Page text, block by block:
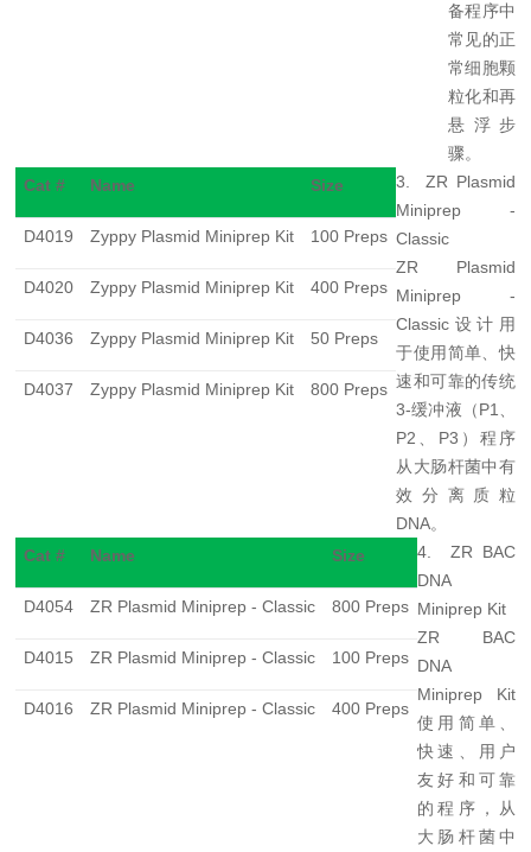
备程序中
常见的正
常细胞颗
粒化和再
悬浮步
骤。
Cat #
Name Size
D4019 Zyppy Plasmid Miniprep Kit 100 Preps
D4020 Zyppy Plasmid Miniprep Kit 400 Preps
D4036 Zyppy Plasmid Miniprep Kit 50 Preps
D4037 Zyppy Plasmid Miniprep Kit 800 Preps
3. ZR Plasmid
Miniprep -
Classic
ZR Plasmid
Miniprep -
Classic 设计用
于使用简单、快
速和可靠的传统
3-缓冲液（P1
P2
P3 ）程序
从大肠杆菌中有
效分离质粒
DNA。
Cat #
Name Size
D4054 ZR Plasmid Miniprep - Classic 800 Preps
D4015 ZR Plasmid Miniprep - Classic 100 Preps
D4016 ZR Plasmid Miniprep - Classic 400 Preps
4. ZR BAC
DNA
Miniprep Kit
ZR BAC
DNA
Miniprep Kit
使用简单、
快速、用户
友好和可靠
的程序，从
大肠杆菌中